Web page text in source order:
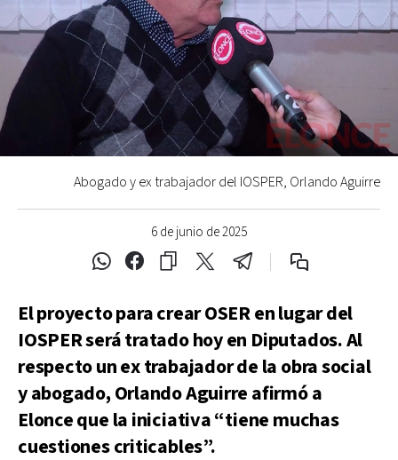
6 de junio de 2025
Abogado y ex trabajador del IOSPER, Orlando Aguirre
El proyecto para crear OSER en lugar del
IOSPER será tratado hoy en Diputados. Al
respecto un ex trabajador de la obra social
y abogado, Orlando Aguirre afirmó a
Elonce que la iniciativa “tiene muchas
cuestiones criticables”.